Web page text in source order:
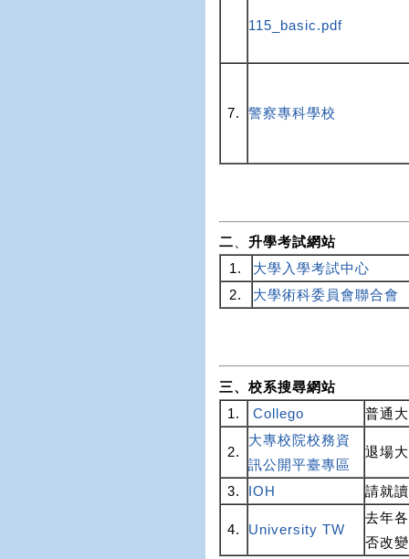
115_basic.pdf
7. 警察專科學校
二
升學考試網站
1.
大學入學考試中心
2.
大學術科委員會聯合會
三、校系搜尋網站
1.
Collego 普通
2.
大專校院校務資
訊公開平臺專區
退場
3. IOH 請就
4. University TW
去年
否改變